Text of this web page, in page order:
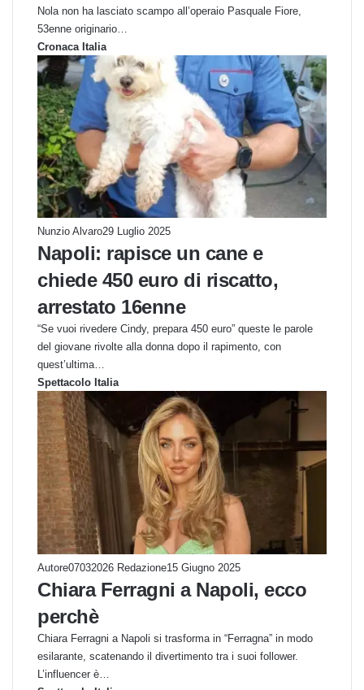
Nola non ha lasciato scampo all’operaio Pasquale Fiore,
53enne originario…
Cronaca Italia
Nunzio Alvaro29 Luglio 2025
Napoli: rapisce un cane e
chiede 450 euro di riscatto,
arrestato 16enne
“Se vuoi rivedere Cindy, prepara 450 euro” queste le parole
del giovane rivolte alla donna dopo il rapimento, con
quest’ultima…
Spettacolo Italia
Autore07032026 Redazione15 Giugno 2025
Chiara Ferragni a Napoli, ecco
perchè
Chiara Ferragni a Napoli si trasforma in “Ferragna” in modo
esilarante, scatenando il divertimento tra i suoi follower.
L’influencer è…